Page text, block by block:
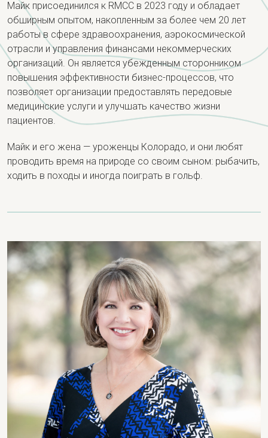
Майк присоединился к RMCC в 2023 году и обладает
обширным опытом, накопленным за более чем 20 лет
работы в сфере здравоохранения, аэрокосмической
отрасли и управления финансами некоммерческих
организаций. Он является убежденным сторонником
повышения эффективности бизнес-процессов, что
позволяет организации предоставлять передовые
медицинские услуги и улучшать качество жизни
пациентов.
Майк и его жена — уроженцы Колорадо, и они любят
проводить время на природе со своим сыном: рыбачить,
ходить в походы и иногда поиграть в гольф.